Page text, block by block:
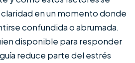
claridad en un momento donde
confundida o abrumada.
disponible para responder
reduce parte del estrés